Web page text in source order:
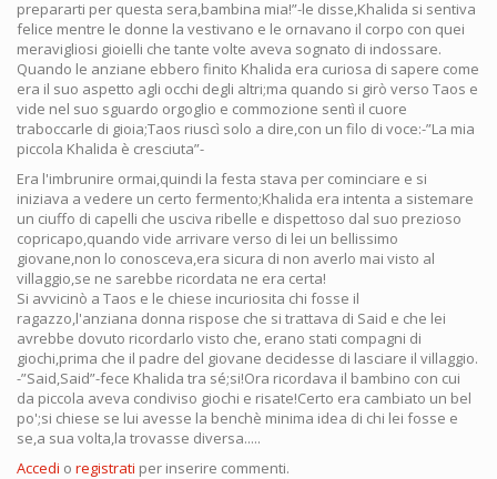
prepararti per questa sera,bambina mia!”-le disse,Khalida si sentiva
felice mentre le donne la vestivano e le ornavano il corpo con quei
meravigliosi gioielli che tante volte aveva sognato di indossare.
Quando le anziane ebbero finito Khalida era curiosa di sapere come
era il suo aspetto agli occhi degli altri;ma quando si girò verso Taos e
vide nel suo sguardo orgoglio e commozione sentì il cuore
traboccarle di gioia;Taos riuscì solo a dire,con un filo di voce:-”La mia
piccola Khalida è cresciuta”-
Era l'imbrunire ormai,quindi la festa stava per cominciare e si
iniziava a vedere un certo fermento;Khalida era intenta a sistemare
un ciuffo di capelli che usciva ribelle e dispettoso dal suo prezioso
copricapo,quando vide arrivare verso di lei un bellissimo
giovane,non lo conosceva,era sicura di non averlo mai visto al
villaggio,se ne sarebbe ricordata ne era certa!
Si avvicinò a Taos e le chiese incuriosita chi fosse il
ragazzo,l'anziana donna rispose che si trattava di Said e che lei
avrebbe dovuto ricordarlo visto che, erano stati compagni di
giochi,prima che il padre del giovane decidesse di lasciare il villaggio.
-”Said,Said”-fece Khalida tra sé;si!Ora ricordava il bambino con cui
da piccola aveva condiviso giochi e risate!Certo era cambiato un bel
po';si chiese se lui avesse la benchè minima idea di chi lei fosse e
se,a sua volta,la trovasse diversa.....
Accedi o registrati per inserire commenti.